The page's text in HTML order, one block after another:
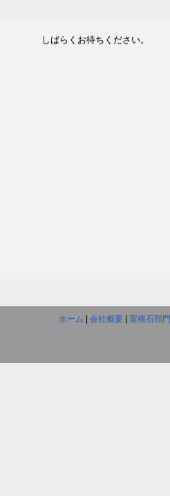
しばらくお待ちください。
ホーム 会社概要 室根石部門